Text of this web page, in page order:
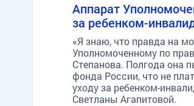
Аппарат
за ребенком-
«Я знаю, что правда на
Уполномоченному по
Степанова. Полгода она
фонда России, что не
уходу за ребенком-
Светланы Агапитовой.